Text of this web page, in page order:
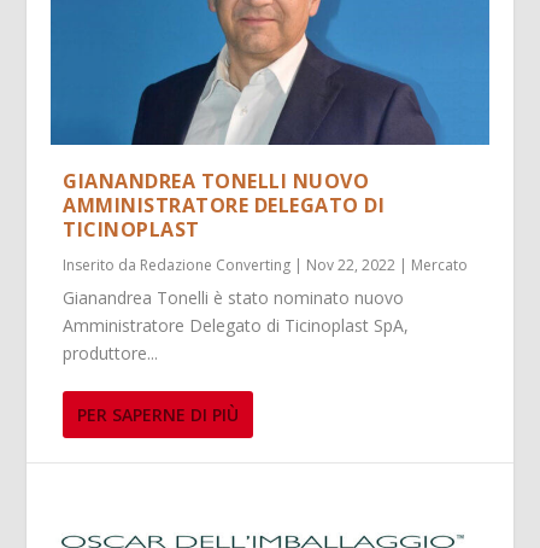
GIANANDREA TONELLI NUOVO
AMMINISTRATORE DELEGATO DI
TICINOPLAST
Inserito da Redazione Converting | Nov 22, 2022 | Mercato
Gianandrea Tonelli è stato nominato nuovo
Amministratore Delegato di Ticinoplast SpA,
produttore...
PER SAPERNE DI PIÙ